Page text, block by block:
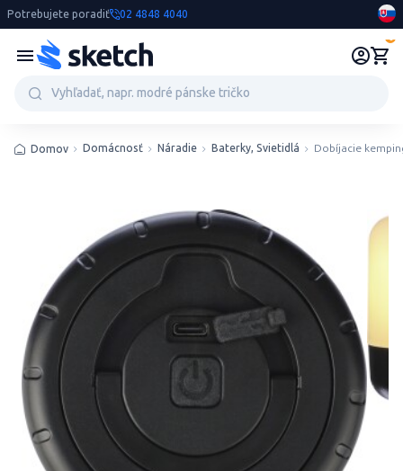
Potrebujete poradiť 02 4848 4040
Domov Domácnosť Náradie Baterky, Svietidlá Dobíjacie